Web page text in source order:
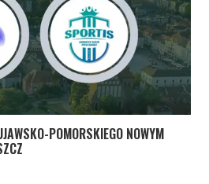
POMORSKIEGO NOWYM